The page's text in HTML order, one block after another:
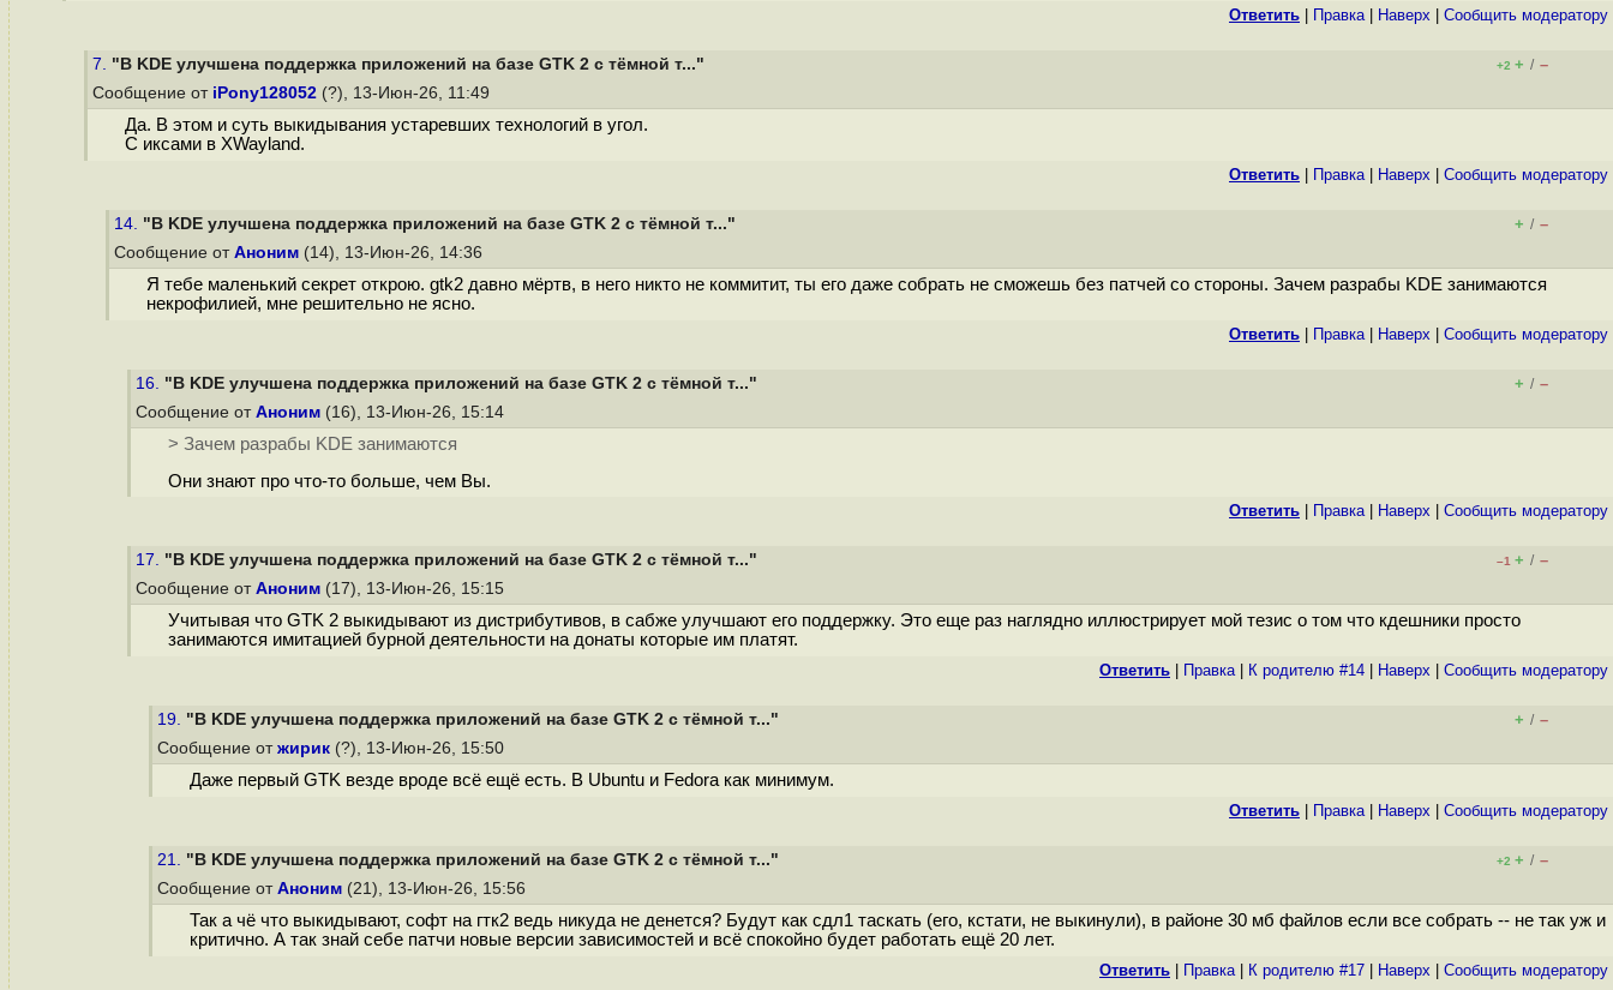
Ответить Правка| Наверх Cообщить модератору
7. "В KDE улучшена поддержка приложений на базе GTK 2 с тёмной т..." +2 + / –
Сообщение от iPony128052 (?), 13-Июн-26, 11:49
Да. В этом и суть выкидывания устаревших технологий в угол.
С иксами в XWayland.
Ответить Правка| Наверх Cообщить модератору
14. "В KDE улучшена поддержка приложений на базе GTK 2 с тёмной т..." + / –
Сообщение от Аноним (14), 13-Июн-26, 14:36
Я тебе маленький секрет открою. gtk2 давно мёртв, в него никто не коммитит, ты его даже собрать не сможешь без патчей со стороны. Зачем разрабы KDE занимаются
некрофилией, мне решительно не ясно.
Ответить Правка| Наверх Cообщить модератору
16. "В KDE улучшена поддержка приложений на базе GTK 2 с тёмной т..." + / –
Сообщение от Аноним (16), 13-Июн-26, 15:14
> Зачем разрабы KDE занимаются
Они знают про что-то больше, чем Вы.
Ответить Правка| Наверх Cообщить модератору
17. "В KDE улучшена поддержка приложений на базе GTK 2 с тёмной т..." –1 + / –
Сообщение от Аноним (17), 13-Июн-26, 15:15
Учитывая что GTK 2 выкидывают из дистрибутивов, в сабже улучшают его поддержку. Это еще раз наглядно иллюстрирует мой тезис о том что кдешники просто
занимаются имитацией бурной деятельности на донаты которые им платят.
Ответить Правка| К родителю #14 Наверх Cообщить модератору
19. "В KDE улучшена поддержка приложений на базе GTK 2 с тёмной т..." + / –
Сообщение от жирик (?), 13-Июн-26, 15:50
Даже первый GTK везде вроде всё ещё есть. В Ubuntu и Fedora как минимум.
Ответить Правка| Наверх Cообщить модератору
21. "В KDE улучшена поддержка приложений на базе GTK 2 с тёмной т..." +2 + / –
Сообщение от Аноним (21), 13-Июн-26, 15:56
Так а чё что выкидывают, софт на гтк2 ведь никуда не денется? Будут как сдл1 таскать (его, кстати, не выкинули), в районе 30 мб файлов если все собрать -- не так уж и
критично. А так знай себе патчи новые версии зависимостей и всё спокойно будет работать ещё 20 лет.
Ответить Правка| К родителю #17 Наверх Cообщить модератору